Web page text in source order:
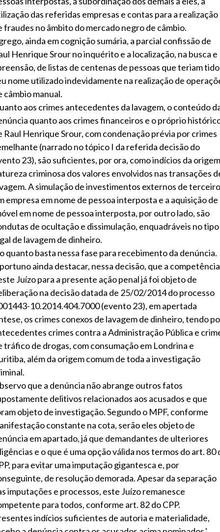
das referidas empresas e contas para a realização
fraudes no âmbito do mercado negro de câmbio.
ainda em cognição sumária, a parcial confissão de
Henrique Srour no inquérito e a localização, na busca e
de listas de centenas de pessoas que teriam
nome utilizado indevidamente na realização de
câmbio manual.
aos crimes antecedentes da lavagem, o conteúdo
quanto aos crimes financeiros e o próprio
Raul Henrique Srour, com condenação prévia por crimes
(narrado no tópico I da referida decisão do
23), são suficientes, por ora, como indícios da
criminosa dos valores envolvidos nas transações
A simulação de investimentos externos de
empresa em nome de pessoa interposta e a aquisição de
em nome de pessoa interposta, por outro lado, são
de ocultação e dissimulação, enquadráveis no tipo
de lavagem de dinheiro.
quanto basta nessa fase para recebimento da denúncia.
ainda destacar, nessa decisão, que a competência
Juízo para a presente ação penal já foi objeto de
na decisão datada de 25/02/2014 do processo
10.2014.404.7000 (evento 23), em apertada
os crimes conexos de lavagem de dinheiro, tendo
crimes contra a Administração Pública e
tráfico de drogas, com consumação em Londrina e
além da origem comum de toda a investigação
que a denúncia não abrange outros fatos
delitivos relacionados aos acusados e que
objeto de investigação. Segundo o MPF, conforme
constante na cota, serão eles objeto de
em apartado, já que demandantes de ulteriores
e o que é uma opção válida nos termos do art. 80
para evitar uma imputação gigantesca e, por
de resolução demorada. Apesar da separação
imputações e processos, este Juízo remanesce
para todos, conforme art. 82 do CPP.
indícios suficientes de autoria e materialidade,